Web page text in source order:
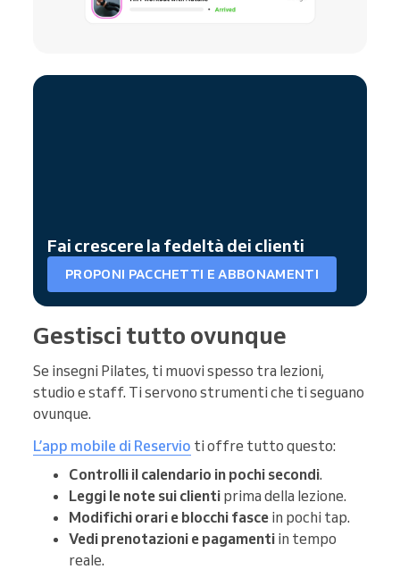
Fai crescere la fedeltà dei clienti
PROPONI PACCHETTI E ABBONAMENTI
Gestisci tutto ovunque
Se insegni Pilates, ti muovi spesso tra lezioni,
studio e staff. Ti servono strumenti che ti seguano
ovunque.
L’app mobile di Reservio ti offre tutto questo:
Controlli il calendario in pochi secondi.
Leggi le note sui clienti prima della lezione.
Modifichi orari e blocchi fasce in pochi tap.
Vedi prenotazioni e pagamenti in tempo
reale.